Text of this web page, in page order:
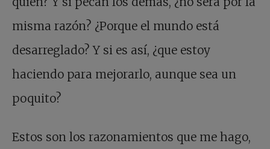
misma razón? ¿Porque el mundo está
desarreglado? Y si es así, ¿que estoy
haciendo para mejorarlo, aunque sea un
poquito?
Estos son los razonamientos que me hago,